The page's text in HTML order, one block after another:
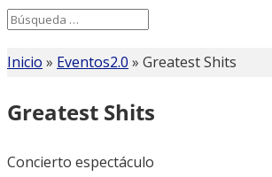
Search
for...
Inicio » Eventos2.0 » Greatest Shits
Greatest Shits
Concierto espectáculo